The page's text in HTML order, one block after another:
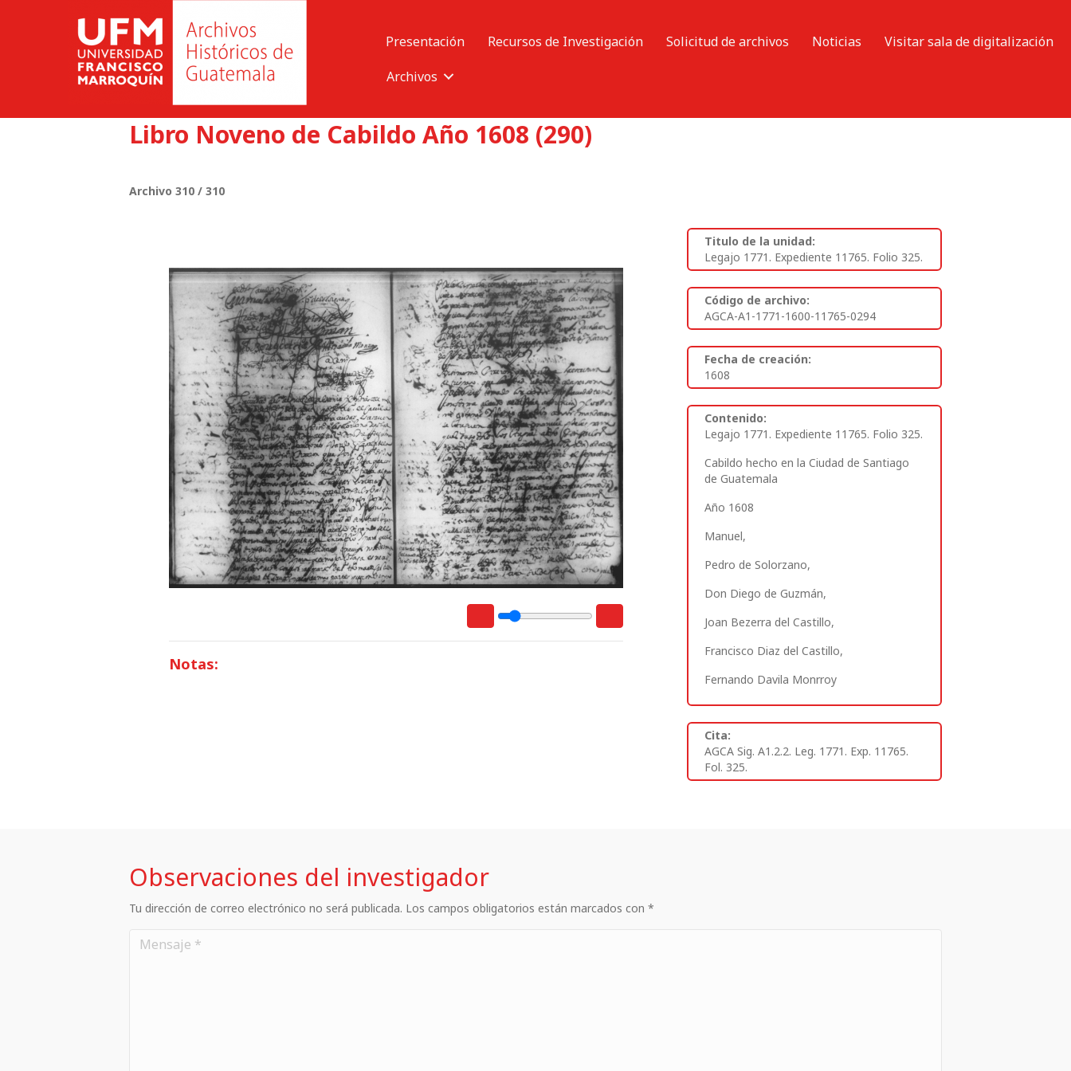
Presentación Recursos de Investigación Solicitud de archivos Noticias
Visitar sala de digitalización
Archivos
Libro Noveno de Cabildo Año 1608 (290)
Archivo 310 / 310
Notas:
Titulo de la unidad:
Legajo 1771. Expediente 11765. Folio 325.
Código de archivo:
AGCA-A1-1771-1600-11765-0294
Fecha de creación:
1608
Contenido:
Legajo 1771. Expediente 11765. Folio 325.
Cabildo hecho en la Ciudad de Santiago
de Guatemala
Año 1608
Manuel,
Pedro de Solorzano,
Don Diego de Guzmán,
Joan Bezerra del Castillo,
Francisco Diaz del Castillo,
Fernando Davila Monrroy
Cita:
AGCA Sig. A1.2.2. Leg. 1771. Exp. 11765.
Fol. 325.
Observaciones del investigador
Tu dirección de correo electrónico no será publicada. Los campos obligatorios están marcados con *